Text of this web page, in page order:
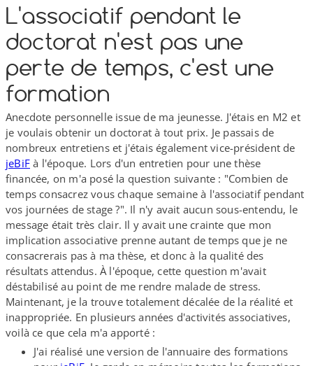
L'associatif pendant le
doctorat n'est pas une
perte de temps, c'est une
formation
Anecdote personnelle issue de ma jeunesse. J'étais en M2 et
je voulais obtenir un doctorat à tout prix. Je passais de
nombreux entretiens et j'étais également vice-​président de
jeBiF à l'époque. Lors d'un entretien pour une thèse
financée, on m'a posé la question suivante : "Combien de
temps consacrez vous chaque semaine à l'associatif pendant
vos journées de stage ?". Il n'y avait aucun sous-​entendu, le
message était très clair. Il y avait une crainte que mon
implication associative prenne autant de temps que je ne
consacrerais pas à ma thèse, et donc à la qualité des
résultats attendus. À l'époque, cette question m'avait
déstabilisé au point de me rendre malade de stress.
Maintenant, je la trouve totalement décalée de la réalité et
inappropriée. En plusieurs années d'activités associatives,
voilà ce que cela m'a apporté :
J'ai réalisé une version de l'annuaire des formations